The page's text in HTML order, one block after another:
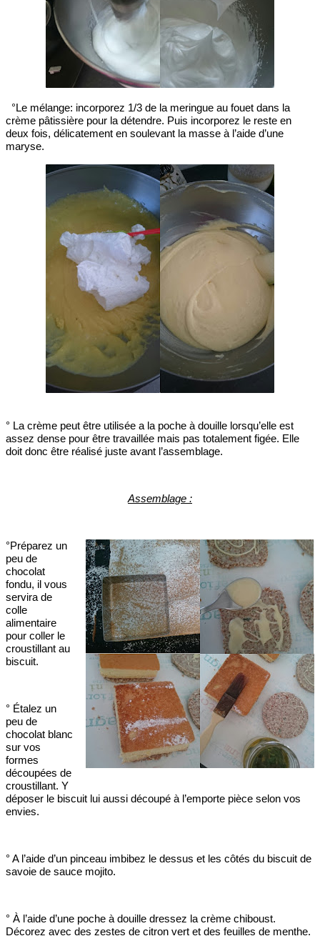
°Le mélange: incorporez 1/3 de la meringue au fouet dans la
crème pâtissière pour la détendre. Puis incorporez le reste en
deux fois, délicatement en soulevant la masse à l’aide d’une
maryse.
° La crème peut être utilisée a la poche à douille lorsqu’elle est
assez dense pour être travaillée mais pas totalement figée. Elle
doit donc être réalisé juste avant l’assemblage.
Assemblage :
°Préparez un
peu de
chocolat
fondu, il vous
servira de
colle
alimentaire
pour coller le
croustillant au
biscuit.
° Étalez un
peu de
chocolat blanc
sur vos
formes
découpées de
croustillant. Y
déposer le biscuit lui aussi découpé à l’emporte pièce selon vos
envies.
° A l’aide d’un pinceau imbibez le dessus et les côtés du biscuit de
savoie de sauce mojito.
° À l’aide d’une poche à douille dressez la crème chiboust.
Décorez avec des zestes de citron vert et des feuilles de menthe.